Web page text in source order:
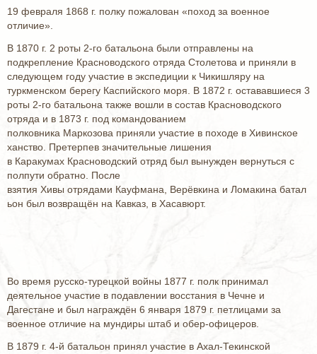
19 февраля 1868 г. полку пожалован «поход за военное
отличие».
В 1870 г. 2 роты 2-го батальона были отправлены на
подкрепление Красноводского отряда Столетова и приняли в
следующем году участие в экспедиции к Чикишляру на
туркменском берегу Каспийского моря. В 1872 г. остававшиеся 3
роты 2-го батальона также вошли в состав Красноводского
отряда и в 1873 г. под командованием
полковника Маркозова приняли участие в походе в Хивинское
ханство. Претерпев значительные лишения
в Каракумах Красноводский отряд был вынужден вернуться с
полпути обратно. После
взятия Хивы отрядами Кауфмана, Верёвкина и Ломакина батал
ьон был возвращён на Кавказ, в Хасавюрт.
Во время русско-турецкой войны 1877 г. полк принимал
деятельное участие в подавлении восстания в Чечне и
Дагестане и был награждён 6 января 1879 г. петлицами за
военное отличие на мундиры штаб и обер-офицеров.
В 1879 г. 4-й батальон принял участие в Ахал-Текинской